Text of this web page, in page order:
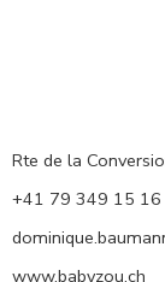
Rte de la
+41 79 349 15 16
www.babyzou.ch